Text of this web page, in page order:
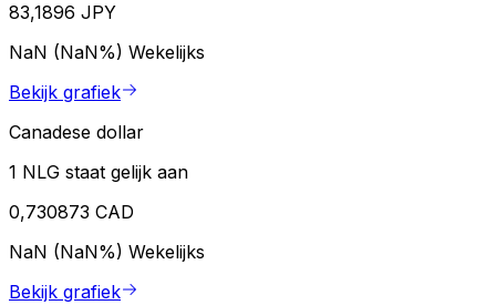
83,1896 JPY
NaN (NaN%) Wekelijks
Bekijk grafiek
Canadese dollar
1 NLG staat gelijk aan
0,730873 CAD
NaN (NaN%) Wekelijks
Bekijk grafiek